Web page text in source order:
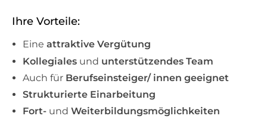
Ihre Vorteile:
Eine attraktive Vergütung
Kollegiales und unterstützendes Team
Auch für Berufseinsteiger/ innen geeignet
Strukturierte Einarbeitung
Fort- und Weiterbildungsmöglichkeiten